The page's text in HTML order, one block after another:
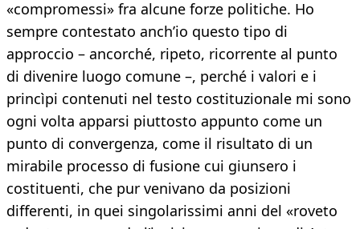
«compromessi» fra alcune forze politiche. Ho
sempre contestato anch’io questo tipo di
approccio – ancorché, ripeto, ricorrente al punto
di divenire luogo comune –, perché i valori e i
princìpi contenuti nel testo costituzionale mi sono
ogni volta apparsi piuttosto appunto come un
punto di convergenza, come il risultato di un
mirabile processo di fusione cui giunsero i
costituenti, che pur venivano da posizioni
differenti, in quei singolarissimi anni del «roveto